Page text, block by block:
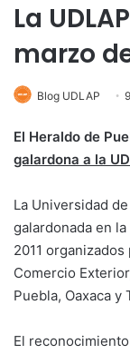
La
marzo
Blog UDLAP
El Heraldo de
galardona a la
La Universidad
galardonada en
2011
Comercio
Puebla, Oaxaca y
El